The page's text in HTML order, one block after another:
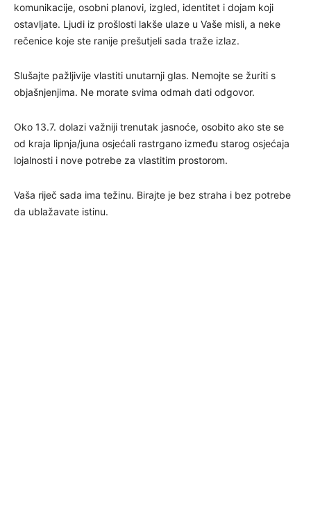
komunikacije, osobni planovi, izgled, identitet i dojam koji
ostavljate. Ljudi iz prošlosti lakše ulaze u Vaše misli, a neke
rečenice koje ste ranije prešutjeli sada traže izlaz.
Slušajte pažljivije vlastiti unutarnji glas. Nemojte se žuriti s
objašnjenjima. Ne morate svima odmah dati odgovor.
Oko 13.7. dolazi važniji trenutak jasnoće, osobito ako ste se
od kraja lipnja/juna osjećali rastrgano između starog osjećaja
lojalnosti i nove potrebe za vlastitim prostorom.
Vaša riječ sada ima težinu. Birajte je bez straha i bez potrebe
da ublažavate istinu.